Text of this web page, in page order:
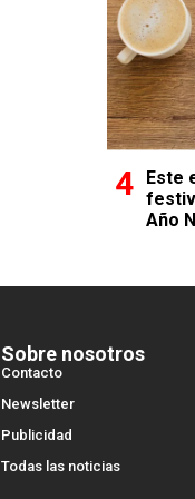
Este
Año
Sobre nosotros
Contacto
Newsletter
Publicidad
Todas las noticias